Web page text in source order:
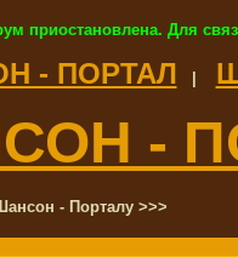
приостановлена. Для
- ПОРТАЛ
-
- Порталу >>>